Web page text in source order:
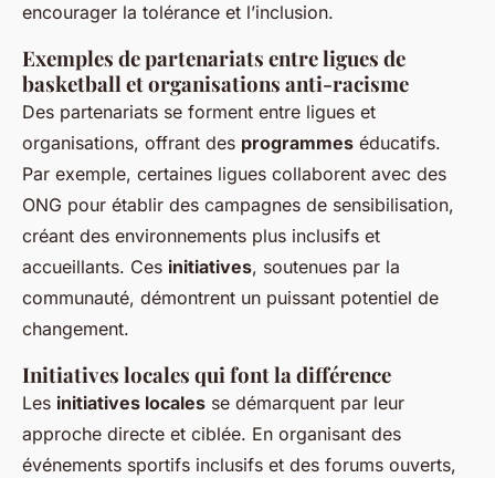
encourager la tolérance et l’inclusion.
Exemples de partenariats entre ligues de
basketball et organisations anti-racisme
Des partenariats se forment entre ligues et
organisations, offrant des programmes éducatifs.
Par exemple, certaines ligues collaborent avec des
ONG pour établir des campagnes de sensibilisation,
créant des environnements plus inclusifs et
accueillants. Ces initiatives, soutenues par la
communauté, démontrent un puissant potentiel de
changement.
Initiatives locales qui font la différence
Les initiatives locales se démarquent par leur
approche directe et ciblée. En organisant des
événements sportifs inclusifs et des forums ouverts,